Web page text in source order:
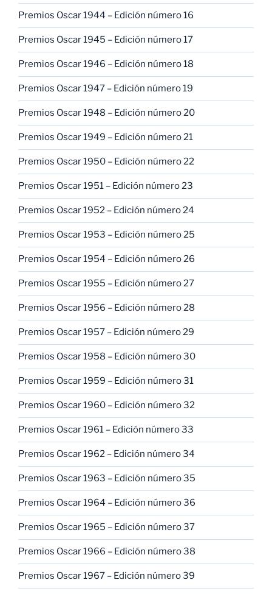
Premios Oscar 1944 – Edición número 16
Premios Oscar 1945 – Edición número 17
Premios Oscar 1946 – Edición número 18
Premios Oscar 1947 – Edición número 19
Premios Oscar 1948 – Edición número 20
Premios Oscar 1949 – Edición número 21
Premios Oscar 1950 – Edición número 22
Premios Oscar 1951 – Edición número 23
Premios Oscar 1952 – Edición número 24
Premios Oscar 1953 – Edición número 25
Premios Oscar 1954 – Edición número 26
Premios Oscar 1955 – Edición número 27
Premios Oscar 1956 – Edición número 28
Premios Oscar 1957 – Edición número 29
Premios Oscar 1958 – Edición número 30
Premios Oscar 1959 – Edición número 31
Premios Oscar 1960 – Edición número 32
Premios Oscar 1961 – Edición número 33
Premios Oscar 1962 – Edición número 34
Premios Oscar 1963 – Edición número 35
Premios Oscar 1964 – Edición número 36
Premios Oscar 1965 – Edición número 37
Premios Oscar 1966 – Edición número 38
Premios Oscar 1967 – Edición número 39